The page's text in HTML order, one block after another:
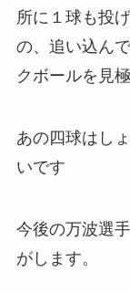
所に１球も投
の、追い込ん
クボールを見
あの四球はし
いです
今後の万波選
がします。